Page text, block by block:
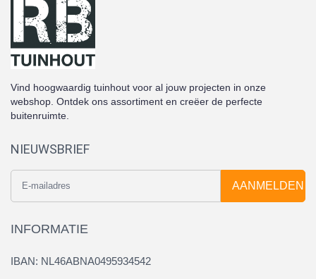
Vind hoogwaardig tuinhout voor al jouw projecten in onze
webshop. Ontdek ons assortiment en creëer de perfecte
buitenruimte.
NIEUWSBRIEF
AANMELDEN
INFORMATIE
IBAN: NL46ABNA0495934542